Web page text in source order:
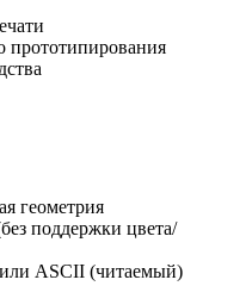
прототипирования
геометрия
поддержки цвета/
ASCII (читаемый)